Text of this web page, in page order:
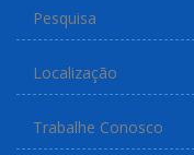
Pesquisa
Localização
Trabalhe Conosco